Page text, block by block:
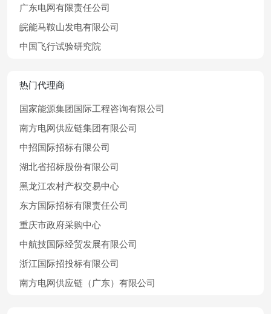
广东电网有限责任公司
皖能马鞍山发电有限公司
中国飞行试验研究院
热门代理商
国家能源集团国际工程咨询有限公司
南方电网供应链集团有限公司
中招国际招标有限公司
湖北省招标股份有限公司
黑龙江农村产权交易中心
东方国际招标有限责任公司
重庆市政府采购中心
中航技国际经贸发展有限公司
浙江国际招投标有限公司
南方电网供应链（广东）有限公司